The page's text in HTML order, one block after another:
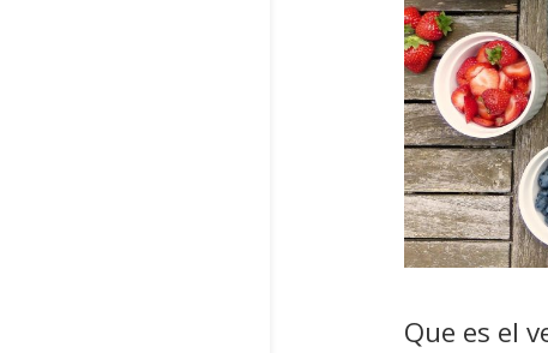
Que es el